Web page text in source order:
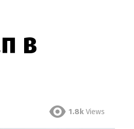
в
1.8k Views